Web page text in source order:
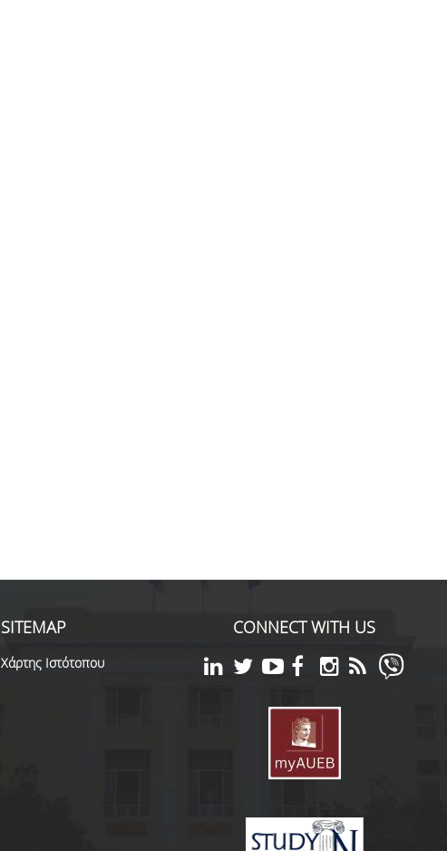
SITEMAP
Χάρτης Ιστότοπου
CONNECT WITH US